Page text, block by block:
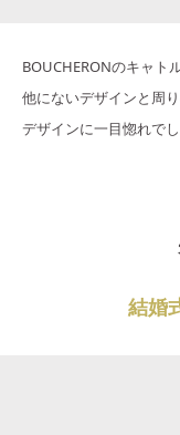
BOUCHERONのキャト
他にないデザインと周
デザインに一目惚れでし
結婚